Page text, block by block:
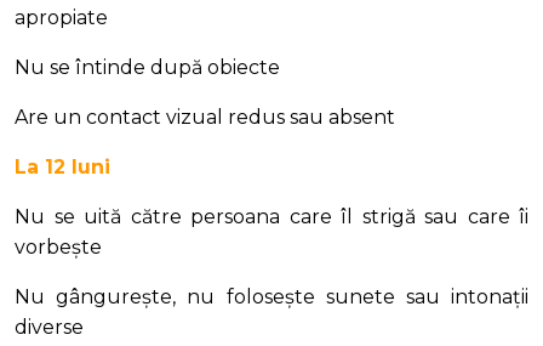
apropiate
Nu se întinde după obiecte
Are un contact vizual redus sau absent
La 12 luni
Nu se uită către persoana care îl strigă sau care îi
vorbește
Nu gângurește, nu folosește sunete sau intonații
diverse